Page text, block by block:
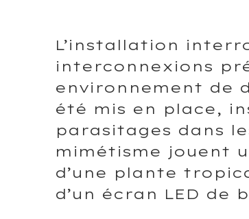
L’installation
interconnexions
environnement de
été mis en place,
parasitages dans
mimétisme jouent
d’une plante
d’un écran LED de